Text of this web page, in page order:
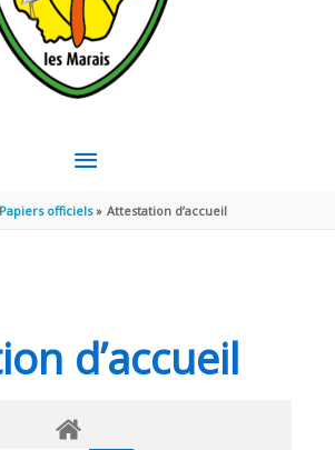
MENU
PRINCIPAL
Papiers officiels Attestation d’accueil
d’accueil